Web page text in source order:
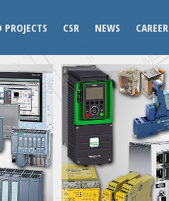
CSR NEWS CAREER